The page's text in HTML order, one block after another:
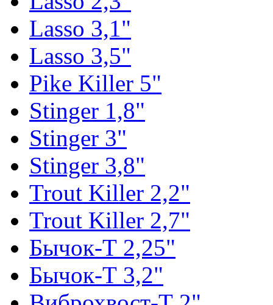
Lasso 3,1"
Lasso 3,5"
Pike Killer 5"
Stinger 1,8"
Stinger 3"
Stinger 3,8"
Trout Killer 2,2"
Trout Killer 2,7"
Бычок-Т 2,25"
Бычок-Т 3,2"